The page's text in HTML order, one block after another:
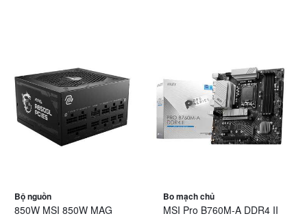
Bộ nguồn
850W MSI 850W MAG
Bo mạch chủ
MSI Pro B760M-A DDR4 II